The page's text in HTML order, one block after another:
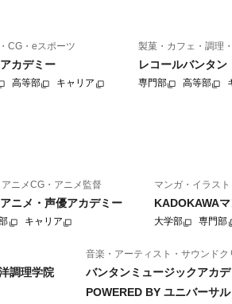
CG・eスポーツ
カデミー
高等部 キャリア
製菓・カフェ・調理
レコールバンタン
専門部 高等部
ニメCG・アニメ監督
ニメ・声優アカデミー
キャリア
マンガ・イラス
KADOKAWA
大学部 専門部
調理学院
音楽・アーティスト・サウンドク
バンタンミュージックアカ
POWERED BY ユニバーサ